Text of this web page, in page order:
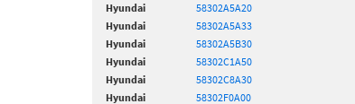
Hyundai
58302A5A20
Hyundai
58302A5A33
Hyundai
58302A5B30
Hyundai
58302C1A50
Hyundai
58302C8A30
Hyundai
58302F0A00